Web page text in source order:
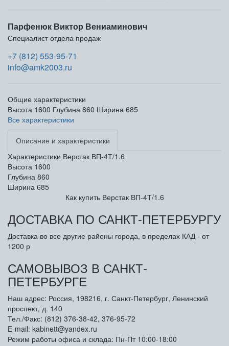
Парфенюк Виктор Вениаминович
Специалист отдела продаж
+7 (812) 553-95-71
info@amk2003.ru
Общие характеристики
Высота 1600 Глубина 860 Ширина 685
Все характеристики
Описание и характеристики
Характеристики Верстак ВП-4Т/1.6
Высота 1600
Глубина 860
Ширина 685
Как купить Верстак ВП-4Т/1.6
ДОСТАВКА ПО САНКТ-ПЕТЕРБУРГУ
Доставка во все другие районы города, в пределах КАД - от
1200 р
САМОВЫВОЗ В САНКТ-
ПЕТЕРБУРГЕ
Наш адрес: Россия, 198216, г. Санкт-Петербург, Ленинский
проспект, д. 140
Тел./Факс: (812) 376-38-42, 376-95-72
E-mail: kabinett@yandex.ru
Режим работы офиса и склада: Пн-Пт 10:00-18:00